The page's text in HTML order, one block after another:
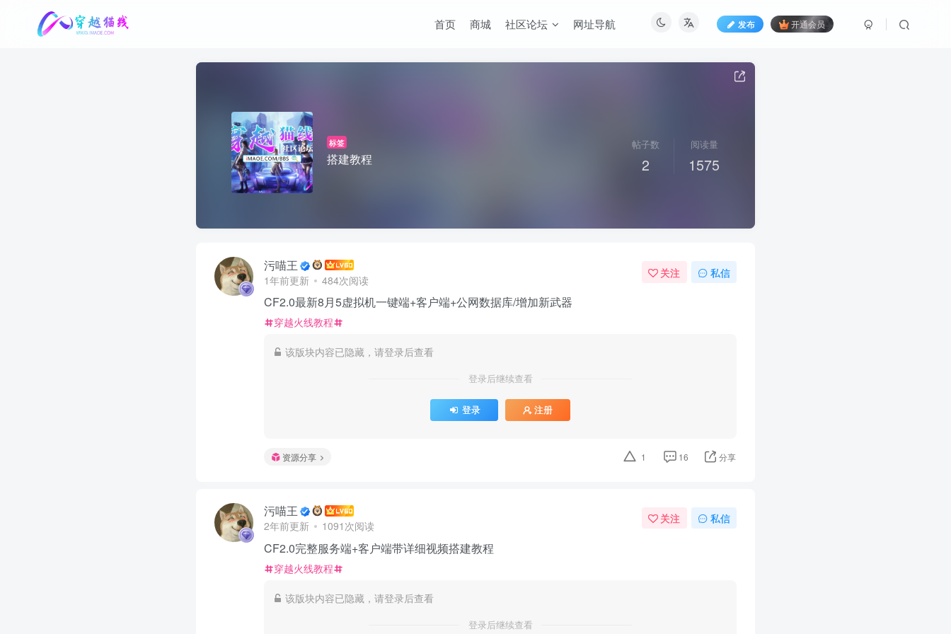
发布 开通会员
首页 商城 社区论坛 网址导航
标签
搭建教程
帖子数
2
阅读量
1575
污喵王
1年前更新 484次阅读
关注 私信
CF2.0最新8月5虚拟机一键端+客户端+公网数据库/增加新武器
穿越火线教程
该版块内容已隐藏，请登录后查看
登录后继续查看
登录 注册
资源分享 1 16 分享
污喵王
2年前更新 1091次阅读
关注 私信
CF2.0完整服务端+客户端带详细视频搭建教程
穿越火线教程
该版块内容已隐藏，请登录后查看
登录后继续查看